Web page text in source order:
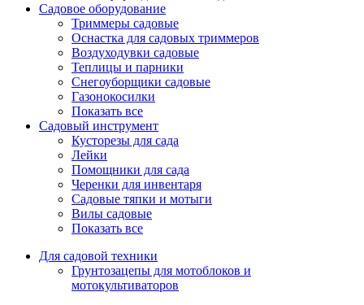
Садовое оборудование
Триммеры садовые
Оснастка для садовых триммеров
Воздуходувки садовые
Теплицы и парники
Снегоуборщики садовые
Газонокосилки
Показать все
Садовый инструмент
Кусторезы для сада
Лейки
Помощники для сада
Черенки для инвентаря
Садовые тяпки и мотыги
Вилы садовые
Показать все
Для садовой техники
Грунтозацепы для мотоблоков и
мотокультиваторов